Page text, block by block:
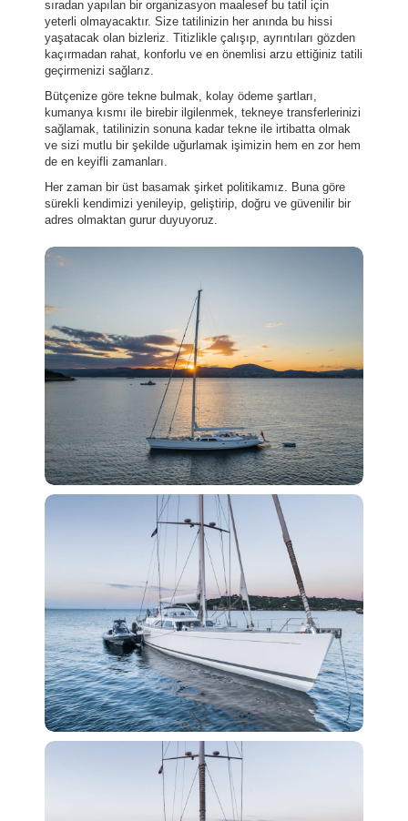
sıradan yapılan bir organizasyon maalesef bu tatil için
yeterli olmayacaktır. Size tatilinizin her anında bu hissi
yaşatacak olan bizleriz. Titizlikle çalışıp, ayrıntıları gözden
kaçırmadan rahat, konforlu ve en önemlisi arzu ettiğiniz tatili
geçirmenizi sağlarız.
Bütçenize göre tekne bulmak, kolay ödeme şartları,
kumanya kısmı ile birebir ilgilenmek, tekneye transferlerinizi
sağlamak, tatilinizin sonuna kadar tekne ile irtibatta olmak
ve sizi mutlu bir şekilde uğurlamak işimizin hem en zor hem
de en keyifli zamanları.
Her zaman bir üst basamak şirket politikamız. Buna göre
sürekli kendimizi yenileyip, geliştirip, doğru ve güvenilir bir
adres olmaktan gurur duyuyoruz.